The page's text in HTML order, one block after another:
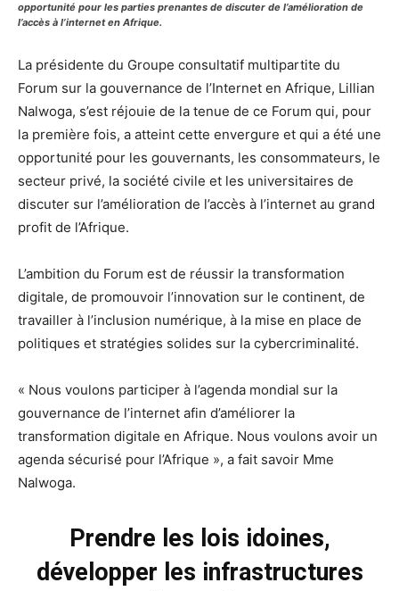
opportunité pour les parties prenantes de discuter de l’amélioration de
l’accès à l’internet en Afrique.
La présidente du Groupe consultatif multipartite du
Forum sur la gouvernance de l’Internet en Afrique, Lillian
Nalwoga, s’est réjouie de la tenue de ce Forum qui, pour
la première fois, a atteint cette envergure et qui a été une
opportunité pour les gouvernants, les consommateurs, le
secteur privé, la société civile et les universitaires de
discuter sur l’amélioration de l’accès à l’internet au grand
profit de l’Afrique.
L’ambition du Forum est de réussir la transformation
digitale, de promouvoir l’innovation sur le continent, de
travailler à l’inclusion numérique, à la mise en place de
politiques et stratégies solides sur la cybercriminalité.
« Nous voulons participer à l’agenda mondial sur la
gouvernance de l’internet afin d’améliorer la
transformation digitale en Afrique. Nous voulons avoir un
agenda sécurisé pour l’Afrique », a fait savoir Mme
Nalwoga.
Prendre les lois idoines,
développer les infrastructures